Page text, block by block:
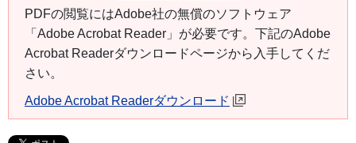
PDFの閲覧にはAdobe社の無償のソフトウェア
「Adobe Acrobat Reader」が必要です。下記のAdobe
Acrobat Readerダウンロードページから入手してくだ
さい。
Adobe Acrobat Readerダウンロード